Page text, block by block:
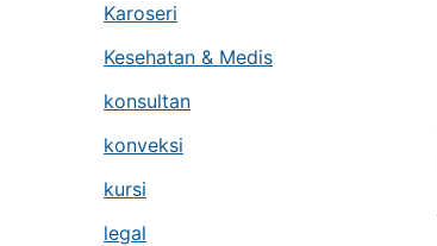
Karoseri
Kesehatan & Medis
konsultan
konveksi
kursi
legal